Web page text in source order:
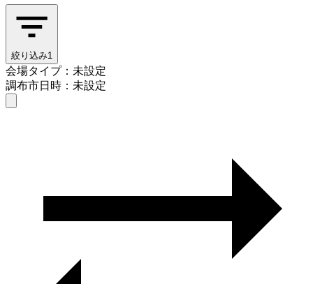
絞り込み1
会場タイプ：未設定
調布市日時：未設定